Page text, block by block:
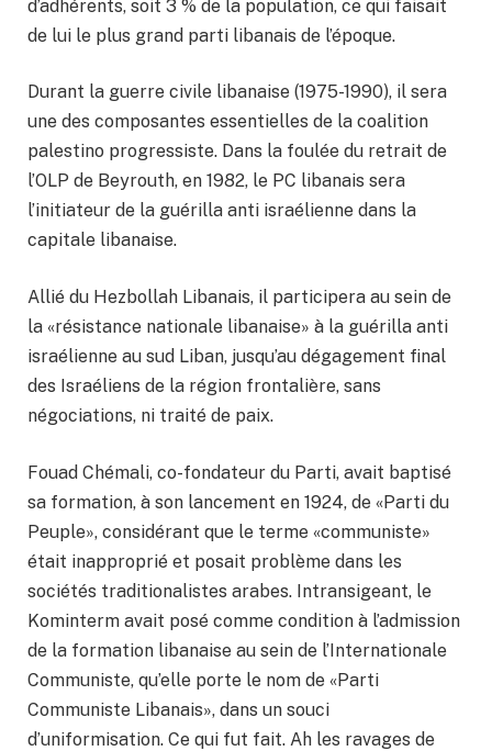
d’adhérents, soit 3 % de la population, ce qui faisait
de lui le plus grand parti libanais de l’époque.
Durant la guerre civile libanaise (1975-1990), il sera
une des composantes essentielles de la coalition
palestino progressiste. Dans la foulée du retrait de
l’OLP de Beyrouth, en 1982, le PC libanais sera
l’initiateur de la guérilla anti israélienne dans la
capitale libanaise.
Allié du Hezbollah Libanais, il participera au sein de
la «résistance nationale libanaise» à la guérilla anti
israélienne au sud Liban, jusqu’au dégagement final
des Israéliens de la région frontalière, sans
négociations, ni traité de paix.
Fouad Chémali, co-fondateur du Parti, avait baptisé
sa formation, à son lancement en 1924, de «Parti du
Peuple», considérant que le terme «communiste»
était inapproprié et posait problème dans les
sociétés traditionalistes arabes. Intransigeant, le
Kominterm avait posé comme condition à l’admission
de la formation libanaise au sein de l’Internationale
Communiste, qu’elle porte le nom de «Parti
Communiste Libanais», dans un souci
d’uniformisation. Ce qui fut fait. Ah les ravages de